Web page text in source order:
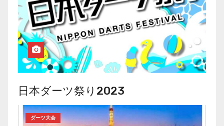
日本ダーツ祭り2023
ダーツ大会